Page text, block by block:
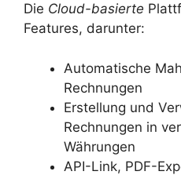
Die Cloud-basierte
Features, darunter:
Automatische
Rechnungen
Erstellung und
Rechnungen in
Währungen
API-Link, PDF-